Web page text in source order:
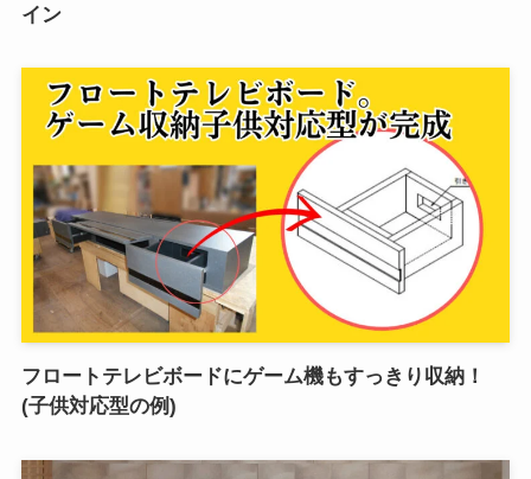
イン
フロートテレビボードにゲーム機もすっきり収納！
(子供対応型の例)